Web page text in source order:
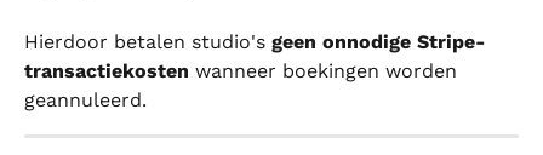
Hierdoor betalen studio's geen onnodige Stripe-
transactiekosten wanneer boekingen worden
geannuleerd.